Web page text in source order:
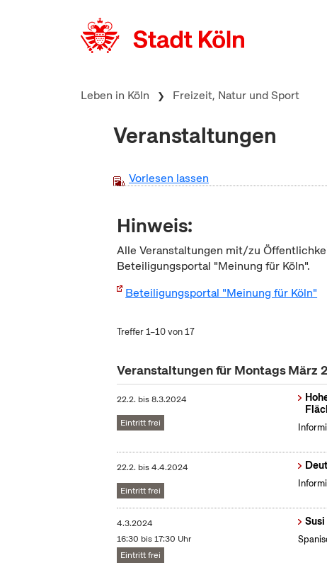
Leben in Köln Freizeit, Natur und Sport
Veranstaltungen
Vorlesen lassen
Hinweis:
Alle Veranstaltungen mit/zu
Beteiligungsportal "Meinung für Köln".
Beteiligungsportal "Meinung für Köln"
Treffer 1–10 von 17
Veranstaltungen für Montags März
22.2. bis8.3.2024
Eintritt frei
22.2. bis4.4.2024
Eintritt frei
4.3.2024
16:30 bis 17:30 Uhr
Eintritt frei
Susi